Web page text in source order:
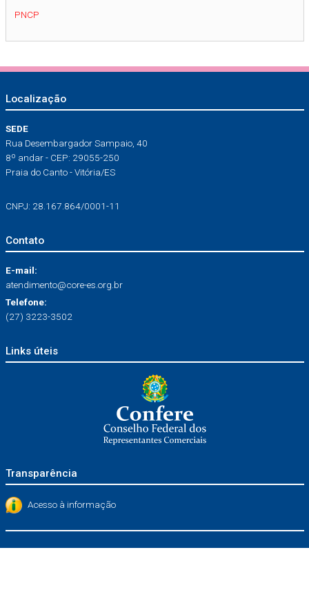
PNCP
Localização
SEDE
Rua Desembargador Sampaio, 40
8º andar - CEP: 29055-250
Praia do Canto - Vitória/ES
CNPJ: 28.167.864/0001-11
Contato
E-mail:
atendimento@core-es.org.br
Telefone:
(27) 3223-3502
Links úteis
Transparência
Acesso à informação